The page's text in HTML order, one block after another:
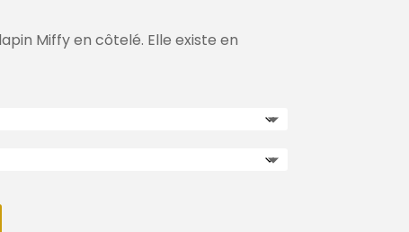
Miffy en côtelé. Elle existe en